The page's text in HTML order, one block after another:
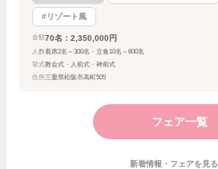
#リゾート風
金額 70名：2,350,000円
人数着席2名～300名・立食10名～600名
挙式教会式・人前式・神前式
住所三重県松阪市高町505
フェア一覧
新着情報・フェアを見る